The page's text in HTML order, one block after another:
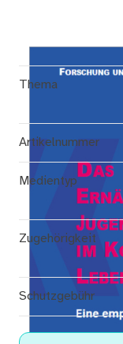
Thema
Artikelnummer
Medientyp
Zugehörigkeit
Schutzgebühr